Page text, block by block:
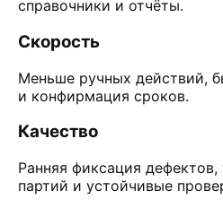
справочники и отчёты.
Скорость
Меньше ручных действий,
и конфирмация сроков.
Качество
Ранняя фиксация
партий и устойчивые